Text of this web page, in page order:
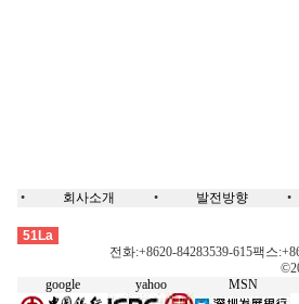
• 회사소개 • 발전방향 •
51La
전화:+8620-84283539-615팩스
google
yahoo MSN